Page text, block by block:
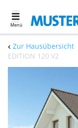
Menü
Zur Hausübersicht
EDITION 120 V2